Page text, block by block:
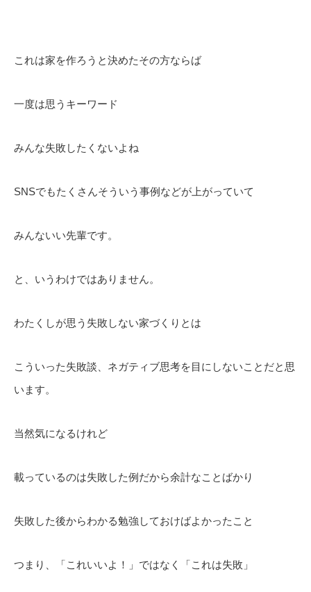
これは家を作ろうと決めたその方ならば
一度は思うキーワード
みんな失敗したくないよね
SNSでもたくさんそういう事例などが上がっていて
みんないい先輩です。
と、いうわけではありません。
わたくしが思う失敗しない家づくりとは
こういった失敗談、ネガティブ思考を目にしないことだと思
います。
当然気になるけれど
載っているのは失敗した例だから余計なことばかり
失敗した後からわかる勉強しておけばよかったこと
つまり、「これいいよ！」ではなく「これは失敗」